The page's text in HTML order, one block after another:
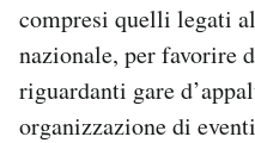
compresi quelli legati
nazionale, per favorire
riguardanti gare
organizzazione di